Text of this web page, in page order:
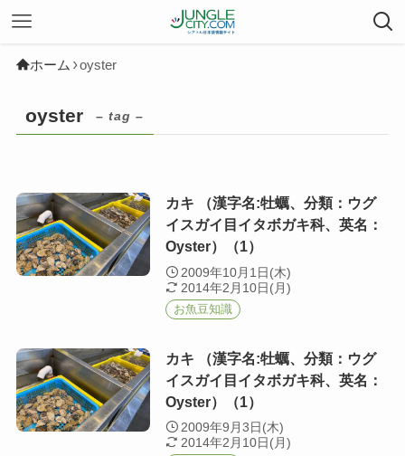
ホーム oyster
oyster – tag –
カキ （漢字名:牡蠣、分類：ウグ
イスガイ目イタボガキ科、英名：
Oyster）（1）
2009年10月1日(木)
2014年2月10日(月)
お魚豆知識
カキ （漢字名:牡蠣、分類：ウグ
イスガイ目イタボガキ科、英名：
Oyster）（1）
2009年9月3日(木)
2014年2月10日(月)